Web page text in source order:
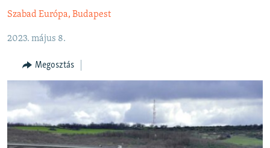
keresésre
SZABADON
TÁRSADALOM
DEMOKRÁCIA
A PÉNZ NYOMÁBAN
EURÓPAI UNIÓ
Szabad Európa, Budapest
2023. május 8.
Megosztás